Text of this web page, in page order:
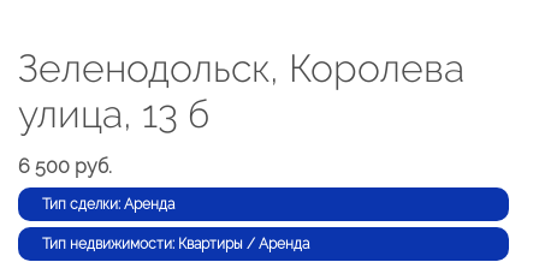
Зеленодольск, Королева
улица, 13 б
6 500 руб.
Тип сделки: Аренда
Тип недвижимости: Квартиры / Аренда